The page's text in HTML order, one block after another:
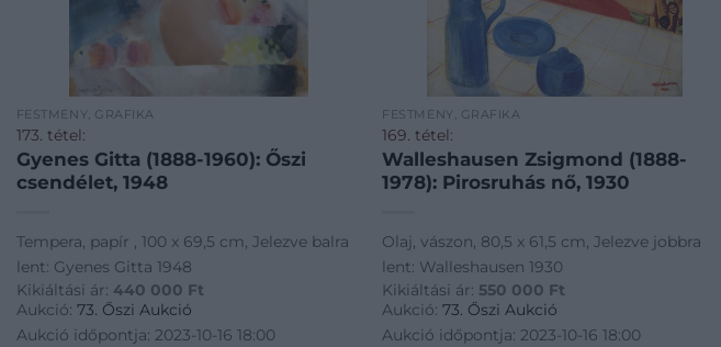
FESTMÉNY, GRAFIKA
173. tétel:
Gyenes Gitta (1888-1960): Őszi
csendélet, 1948
Tempera, papír , 100 x 69,5 cm, Jelezve balra
lent: Gyenes Gitta 1948
Kikiáltási ár: 440 000 Ft
Aukció: 73. Őszi Aukció
Aukció időpontja: 2023-10-16 18:00
FESTMÉNY, GRAFIKA
169. tétel:
Walleshausen Zsigmond (1888-
1978): Pirosruhás nő, 1930
Olaj, vászon, 80,5 x 61,5 cm, Jelezve jobbra
lent: Walleshausen 1930
Kikiáltási ár: 550 000 Ft
Aukció:73. Őszi Aukció
Aukció időpontja: 2023-10-16 18:00